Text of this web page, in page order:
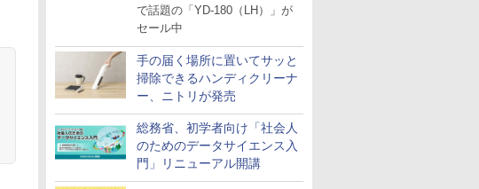
で話題の「YD-180（LH）」が
セール中
手の届く場所に置いてサッと
掃除できるハンディクリーナ
ー、ニトリが発売
総務省、初学者向け「社会人
のためのデータサイエンス入
門」リニューアル開講